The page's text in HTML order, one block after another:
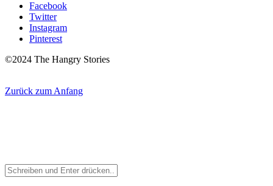
Facebook
Twitter
Instagram
Pinterest
©2024 The Hangry Stories
Zurück zum Anfang